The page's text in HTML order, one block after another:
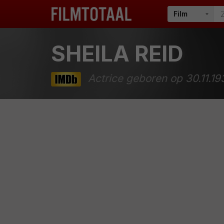
SHEILA REID
Actrice geboren op